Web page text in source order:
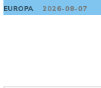
EUROPA 2026-08-07